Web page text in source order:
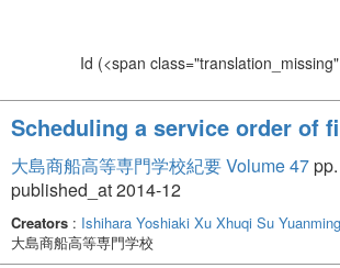
Id (<span
Scheduling a service order of
大島商船高等専門学校紀要 Volume 47pp.
published_at 2014-12
Creators: Ishihara Yoshiaki Xu Xhuqi Su Yuanming
大島商船高等専門学校